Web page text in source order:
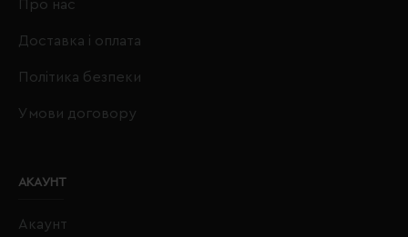
Про нас
Доставка і оплата
Політика безпеки
Умови договору
АКАУНТ
Акаунт